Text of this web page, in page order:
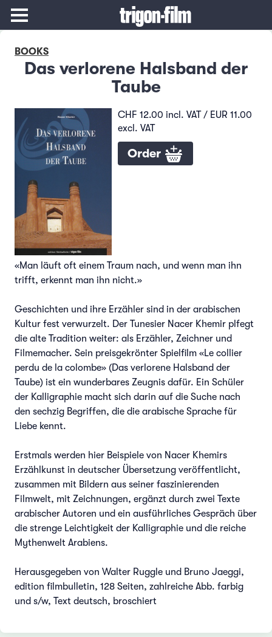
BOOKS
Das verlorene Halsband der
Taube
CHF 12.00 incl. VAT / EUR 11.00
excl. VAT
Order
«Man läuft oft einem Traum nach, und wenn man ihn
trifft, erkennt man ihn nicht.»
Geschichten und ihre Erzähler sind in der arabischen
Kultur fest verwurzelt. Der Tunesier Nacer Khemir plfegt
die alte Tradition weiter: als Erzähler, Zeichner und
Filmemacher. Sein preisgekrönter Spielfilm «Le collier
perdu de la colombe» (Das verlorene Halsband der
Taube) ist ein wunderbares Zeugnis dafür. Ein Schüler
der Kalligraphie macht sich darin auf die Suche nach
den sechzig Begriffen, die die arabische Sprache für
Liebe kennt.
Erstmals werden hier Beispiele von Nacer Khemirs
Erzählkunst in deutscher Übersetzung veröffentlicht,
zusammen mit Bildern aus seiner faszinierenden
Filmwelt, mit Zeichnungen, ergänzt durch zwei Texte
arabischer Autoren und ein ausführliches Gespräch über
die strenge Leichtigkeit der Kalligraphie und die reiche
Mythenwelt Arabiens.
Herausgegeben von Walter Ruggle und Bruno Jaeggi,
edition filmbulletin, 128 Seiten, zahlreiche Abb. farbig
und s/w, Text deutsch, broschiert